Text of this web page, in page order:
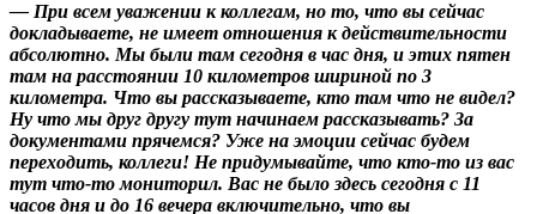
— При всем уважении к коллегам, но то, что вы сейчас
докладываете, не имеет отношения к действительности
абсолютно. Мы были там сегодня в час дня, и этих пятен
там на расстоянии 10 километров шириной по 3
километра. Что вы рассказываете, кто там что не видел?
Ну что мы друг другу тут начинаем рассказывать? За
документами прячемся? Уже на эмоции сейчас будем
переходить, коллеги! Не придумывайте, что кто-то из вас
тут что-то мониторил. Вас не было здесь сегодня с 11
часов дня и до 16 вечера включительно, что вы